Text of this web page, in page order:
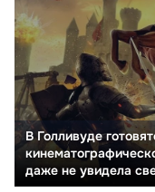
В Голливуде
даже не увидела